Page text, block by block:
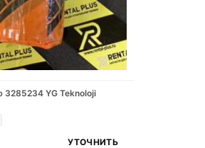
3285234 YG Teknoloji
УТОЧНИТЬ